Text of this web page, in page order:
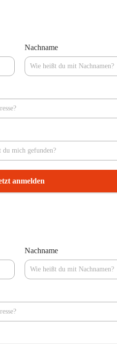
Nachname
anmelden
Nachname